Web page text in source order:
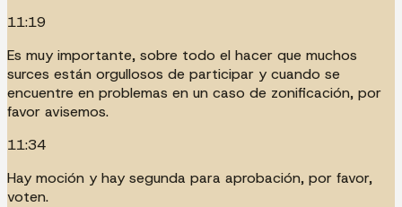
11:19
Es muy importante, sobre todo el hacer que muchos
surces están orgullosos de participar y cuando se
encuentre en problemas en un caso de zonificación, por
favor avisemos.
11:34
Hay moción y hay segunda para aprobación, por favor,
voten.